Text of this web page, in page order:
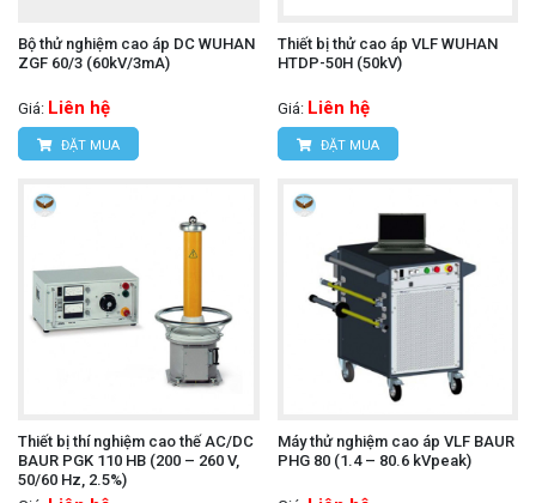
Bộ thử nghiệm cao áp DC WUHAN
ZGF 60/3 (60kV/3mA)
Giá: Liên hệ
ĐẶT MUA
Thiết bị thử cao áp VLF WUHAN
HTDP-50H (50kV)
Giá: Liên hệ
ĐẶT MUA
Thiết bị thí nghiệm cao thế AC/DC
BAUR PGK 110 HB (200 – 260 V,
50/60 Hz, 2.5%)
Máy thử nghiệm cao áp VLF BAUR
PHG 80 (1.4 – 80.6 kVpeak)